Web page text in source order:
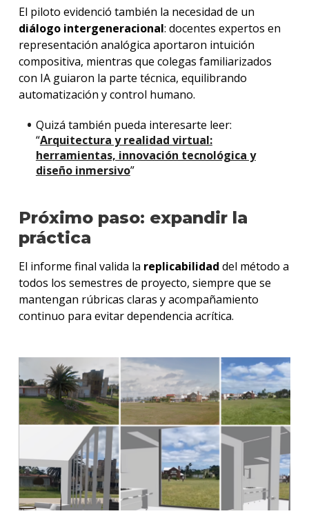
El piloto evidenció también la necesidad de un
diálogo intergeneracional: docentes expertos en
representación analógica aportaron intuición
compositiva, mientras que colegas familiarizados
con IA guiaron la parte técnica, equilibrando
automatización y control humano.
Quizá también pueda interesarte leer:
“Arquitectura y realidad virtual:
herramientas, innovación tecnológica y
diseño inmersivo”
Próximo paso: expandir la
práctica
El informe final valida la replicabilidad del método a
todos los semestres de proyecto, siempre que se
mantengan rúbricas claras y acompañamiento
continuo para evitar dependencia acrítica.